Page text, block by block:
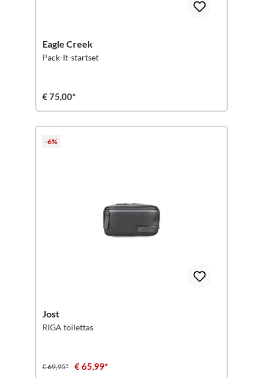
Eagle Creek
Pack-It-startset
€ 75,00*
-6%
Jost
RIGA toilettas
€ 69,95* € 65,99*